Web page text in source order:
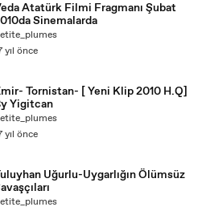
Atatürk Filmi Fragmanı Şubat
Sinemalarda
yıl önce
Tornistan- [ Yeni Klip 2010 H.Q]
Yigitcan
yıl önce
Uğurlu-Uygarlığın Ölümsüz